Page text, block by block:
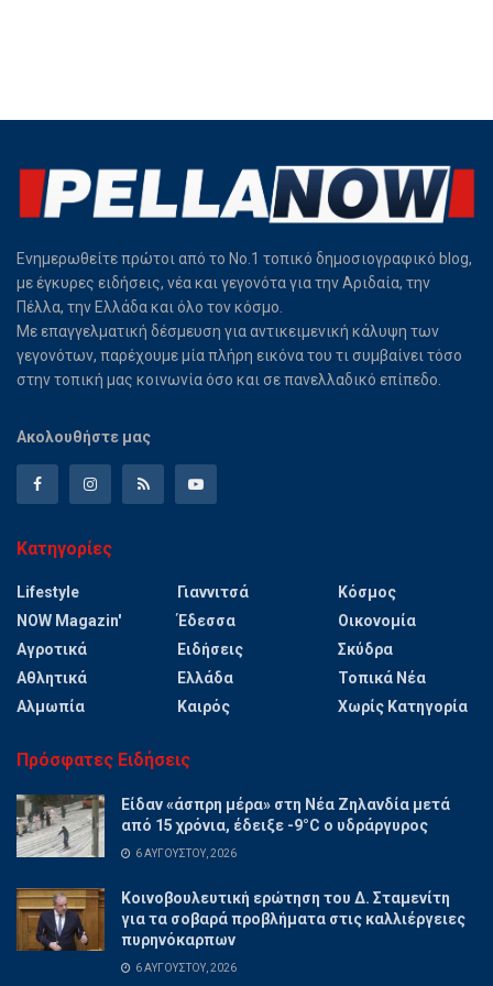
Ενημερωθείτε πρώτοι από το Νο.1 τοπικό δημοσιογραφικό blog,
με έγκυρες ειδήσεις, νέα και γεγονότα για την Αριδαία, την
Πέλλα, την Ελλάδα και όλο τον κόσμο.
Με επαγγελματική δέσμευση για αντικειμενική κάλυψη των
γεγονότων, παρέχουμε μία πλήρη εικόνα του τι συμβαίνει τόσο
στην τοπική μας κοινωνία όσο και σε πανελλαδικό επίπεδο.
Ακολουθήστε μας
Κατηγορίες
Lifestyle
NOW Magazin'
Αγροτικά
Αθλητικά
Αλμωπία
Γιαννιτσά
Έδεσσα
Ειδήσεις
Ελλάδα
Καιρός
Κόσμος
Οικονομία
Σκύδρα
Τοπικά Νέα
Χωρίς Κατηγορία
Πρόσφατες Ειδήσεις
Είδαν «άσπρη μέρα» στη Νέα Ζηλανδία μετά
από 15 χρόνια, έδειξε -9°C ο υδράργυρος
6 ΑΥΓΟΎΣΤΟΥ, 2026
Κοινοβουλευτική ερώτηση του Δ. Σταμενίτη
για τα σοβαρά προβλήματα στις καλλιέργειες
πυρηνόκαρπων
6 ΑΥΓΟΎΣΤΟΥ, 2026